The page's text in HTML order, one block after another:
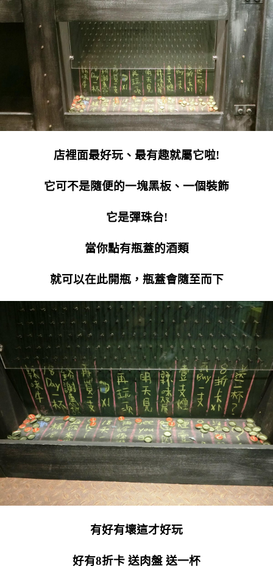
店裡面最好玩、最有趣就屬它啦!
它可不是隨便的一塊黑板、一個裝飾
它是彈珠台!
當你點有瓶蓋的酒類
就可以在此開瓶，瓶蓋會隨至而下
有好有壞這才好玩
好有8折卡 送肉盤 送一杯